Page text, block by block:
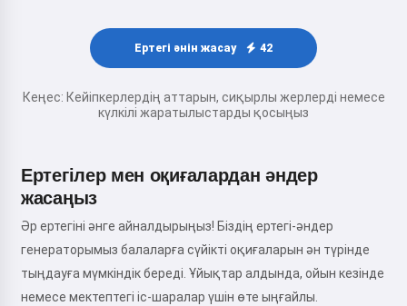
Ертегі әнін жасау 42
Кеңес: Кейіпкерлердің аттарын, сиқырлы жерлерді немесе
күлкілі жаратылыстарды қосыңыз
Ертегілер мен оқиғалардан әндер
жасаңыз
Әр ертегіні әнге айналдырыңыз! Біздің ертегі-әндер
генераторымыз балаларға сүйікті оқиғаларын ән түрінде
тыңдауға мүмкіндік береді. Ұйықтар алдында, ойын кезінде
немесе мектептегі іс-шаралар үшін өте ыңғайлы.